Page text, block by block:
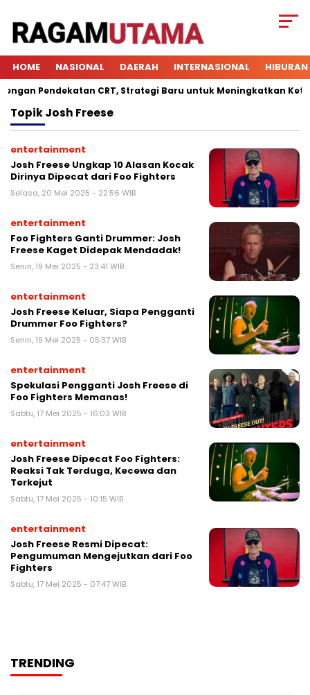
HOME NASIONAL DAERAH INTERNASIONAL HIBURAN
Pendekatan CRT, Strategi Baru untuk Meningkatkan
TopikJosh Freese
entertainment
Josh Freese Ungkap 10 Alasan Kocak
Dirinya Dipecat dari Foo Fighters
Selasa, 20 Mei 2025 - 22:56 WIB
entertainment
Foo Fighters Ganti Drummer: Josh
Freese Kaget Didepak Mendadak!
Senin, 19 Mei 2025 - 23:41 WIB
entertainment
Josh Freese Keluar, Siapa Pengganti
Drummer Foo Fighters?
Senin, 19 Mei 2025 - 05:37 WIB
entertainment
Spekulasi Pengganti Josh Freese di
Foo Fighters Memanas!
Sabtu, 17 Mei 2025 - 16:03 WIB
entertainment
Josh Freese Dipecat Foo Fighters:
Reaksi Tak Terduga, Kecewa dan
Terkejut
Sabtu, 17 Mei 2025 - 10:15 WIB
entertainment
Josh Freese Resmi Dipecat:
Pengumuman Mengejutkan dari Foo
Fighters
Sabtu, 17 Mei 2025 - 07:47 WIB
TRENDING